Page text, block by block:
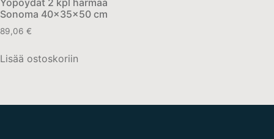
Yöpöydät 2 kpl harmaa
Sonoma 40x35x50 cm
89,06 €
Lisää ostoskoriin